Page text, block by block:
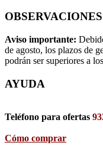
OBSERVACIONES
Aviso importante:
de agosto, los plazos de
podrán ser superiores a
AYUDA
Teléfono para ofertas
Cómo comprar